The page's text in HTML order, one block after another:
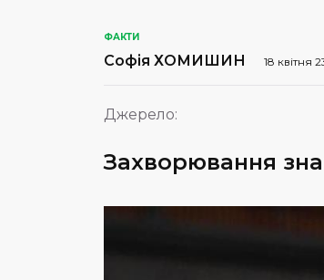
ФАКТИ
Софія ХОМИШИН 18 квітня
Джерело:
Захворювання